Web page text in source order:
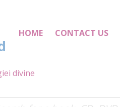
HOME CONTACT US
divine